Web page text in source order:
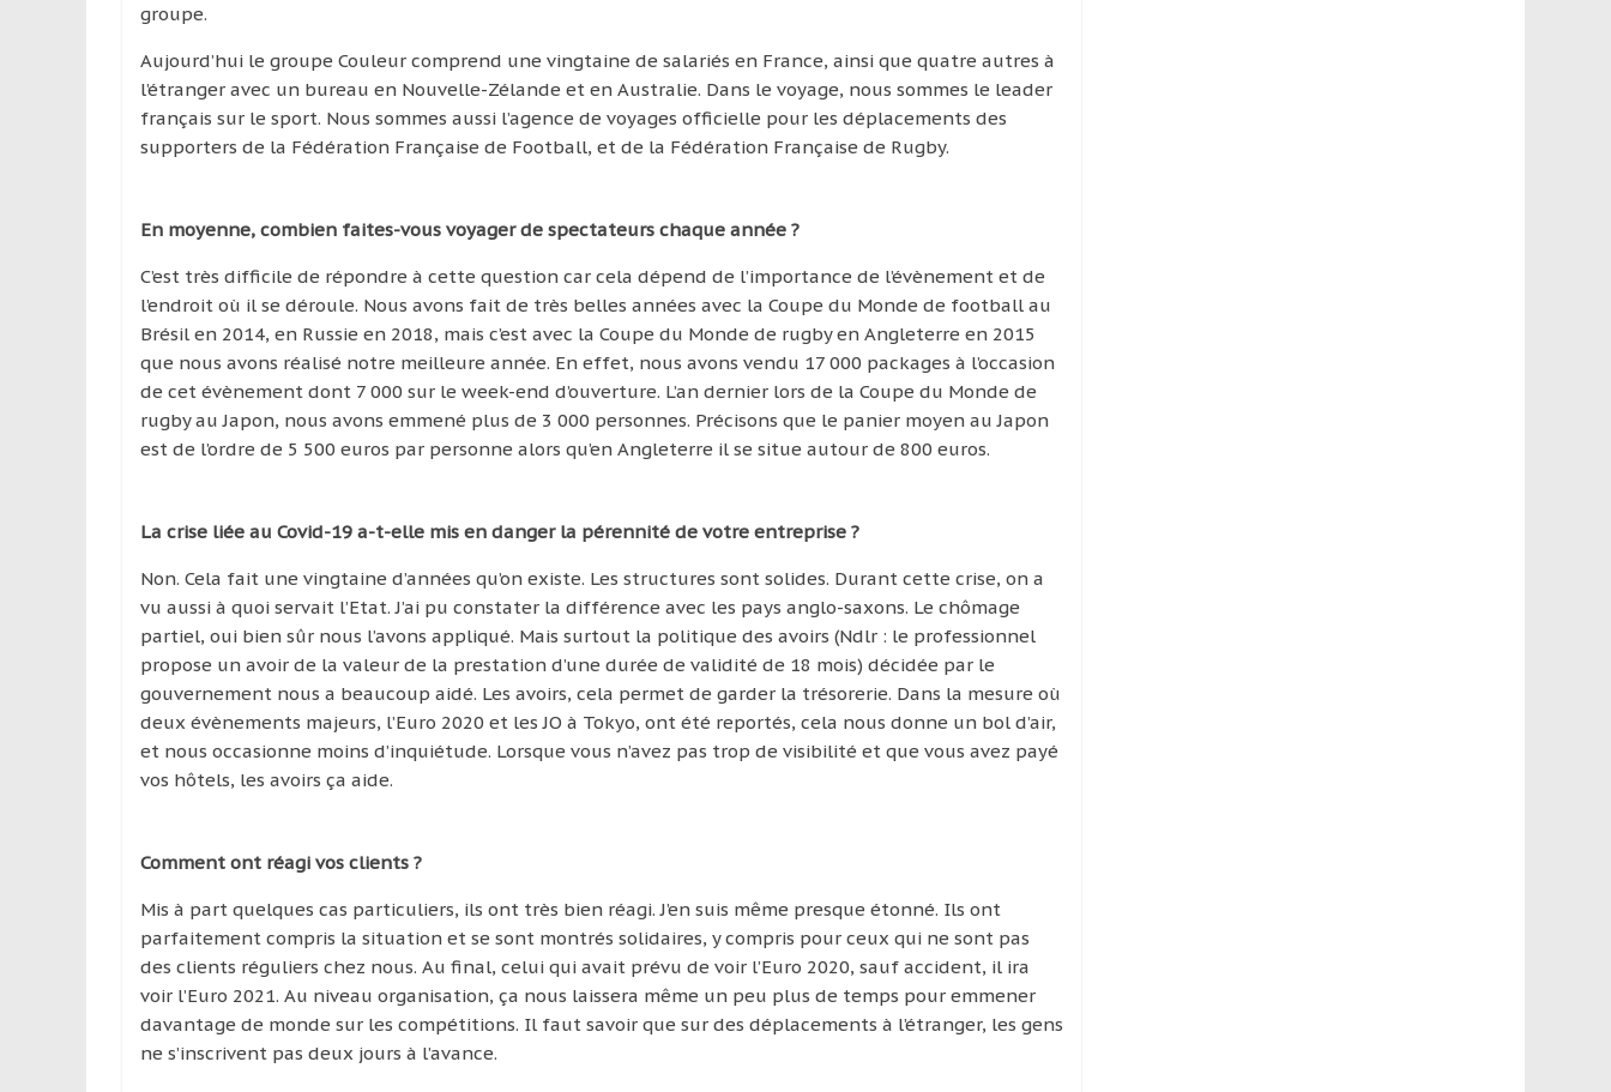
groupe.
Aujourd’hui le groupe Couleur comprend une vingtaine de salariés en France, ainsi que quatre autres à
l’étranger avec un bureau en Nouvelle-Zélande et en Australie. Dans le voyage, nous sommes le leader
français sur le sport. Nous sommes aussi l’agence de voyages officielle pour les déplacements des
supporters de la Fédération Française de Football, et de la Fédération Française de Rugby.
En moyenne, combien faites-vous voyager de spectateurs chaque année ?
C’est très difficile de répondre à cette question car cela dépend de l’importance de l’évènement et de
l’endroit où il se déroule. Nous avons fait de très belles années avec la Coupe du Monde de football au
Brésil en 2014, en Russie en 2018, mais c’est avec la Coupe du Monde de rugby en Angleterre en 2015
que nous avons réalisé notre meilleure année. En effet, nous avons vendu 17 000 packages à l’occasion
de cet évènement dont 7 000 sur le week-end d’ouverture. L’an dernier lors de la Coupe du Monde de
rugby au Japon, nous avons emmené plus de 3 000 personnes. Précisons que le panier moyen au Japon
est de l’ordre de 5 500 euros par personne alors qu’en Angleterre il se situe autour de 800 euros.
La crise liée au Covid-19 a-t-elle mis en danger la pérennité de votre entreprise ?
Non. Cela fait une vingtaine d’années qu’on existe. Les structures sont solides. Durant cette crise, on a
vu aussi à quoi servait l’Etat. J’ai pu constater la différence avec les pays anglo-saxons. Le chômage
partiel, oui bien sûr nous l’avons appliqué. Mais surtout la politique des avoirs (Ndlr : le professionnel
propose un avoir de la valeur de la prestation d’une durée de validité de 18 mois) décidée par le
gouvernement nous a beaucoup aidé. Les avoirs, cela permet de garder la trésorerie. Dans la mesure où
deux évènements majeurs, l’Euro 2020 et les JO à Tokyo, ont été reportés, cela nous donne un bol d’air,
et nous occasionne moins d’inquiétude. Lorsque vous n’avez pas trop de visibilité et que vous avez payé
vos hôtels, les avoirs ça aide.
Comment ont réagi vos clients ?
Mis à part quelques cas particuliers, ils ont très bien réagi. J’en suis même presque étonné. Ils ont
parfaitement compris la situation et se sont montrés solidaires, y compris pour ceux qui ne sont pas
des clients réguliers chez nous. Au final, celui qui avait prévu de voir l’Euro 2020, sauf accident, il ira
voir l’Euro 2021. Au niveau organisation, ça nous laissera même un peu plus de temps pour emmener
davantage de monde sur les compétitions. Il faut savoir que sur des déplacements à l’étranger, les gens
ne s’inscrivent pas deux jours à l’avance.